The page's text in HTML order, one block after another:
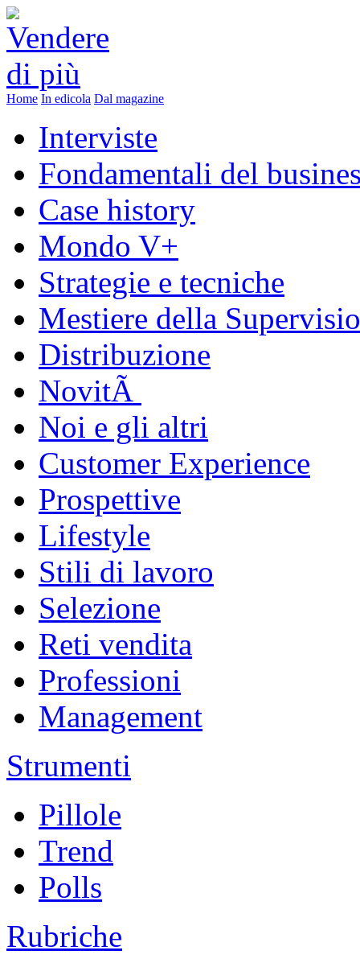
Home In edicola Dal magazine
Interviste
Fondamentali del
Case history
Mondo V+
Strategie e tecniche
Mestiere della
Distribuzione
NovitÃ
Noi e gli altri
Customer Experience
Prospettive
Lifestyle
Stili di lavoro
Selezione
Reti vendita
Professioni
Management
Strumenti
Pillole
Trend
Polls
Rubriche